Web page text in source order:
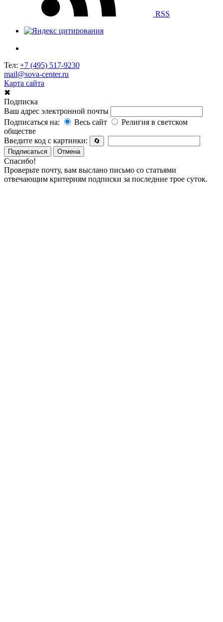
RSS
Тел: +7 (495) 517-9230
mail@sova-center.ru
Карта сайта
✖
Подписка
Ваш адрес электронной почты
Подписаться на:
Весь сайт
Религия в светском
обществе
Введите код с картинки:
🔄
Подписаться
Отмена
Спасибо!
Проверьте почту, вам выслано письмо со статьями
отвечающим критериям подписки за последние трое суток.